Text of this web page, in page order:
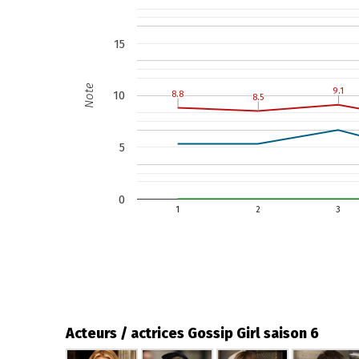
1 2 3
0
5
10
15
8.8
8.8 8.5
8.5
9.1
9.1
Note
Acteurs / actrices Gossip Girl saison 6